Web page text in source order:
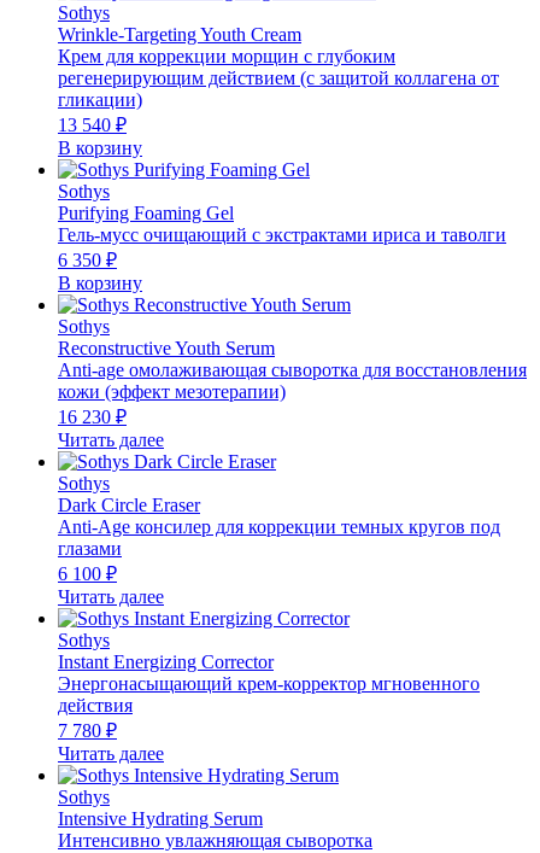
Sothys
Wrinkle-Targeting Youth Cream
Крем для коррекции морщин с глубоким
регенерирующим действием (с защитой коллагена от
гликации)
13 540 ₽
В корзину
Sothys
Purifying Foaming Gel
Гель-мусс очищающий с экстрактами ириса и таволги
6 350 ₽
В корзину
Sothys
Reconstructive Youth Serum
Anti-age омолаживающая сыворотка для восстановления
кожи (эффект мезотерапии)
16 230 ₽
Читать далее
Sothys
Dark Circle Eraser
Anti-Age консилер для коррекции темных кругов под
глазами
6 100 ₽
Читать далее
Sothys
Instant Energizing Corrector
Энергонасыщающий крем-корректор мгновенного
действия
7 780 ₽
Читать далее
Sothys
Intensive Hydrating Serum
Интенсивно увлажняющая сыворотка